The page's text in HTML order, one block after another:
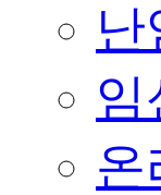
임
온